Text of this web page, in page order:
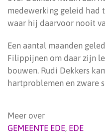
medewerking geleid had
waar hij daarvoor nooit
Een aantal maanden
Filippijnen om daar zijn
bouwen. Rudi Dekkers
hartproblemen en zware
Meer over
GEMEENTE EDE, EDE